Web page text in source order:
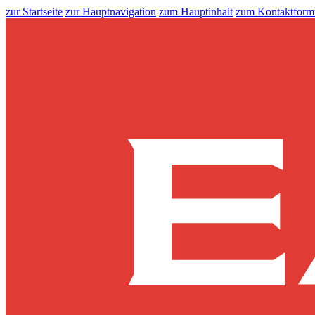
zur Startseite zur Hauptnavigation zum Hauptinhalt zum